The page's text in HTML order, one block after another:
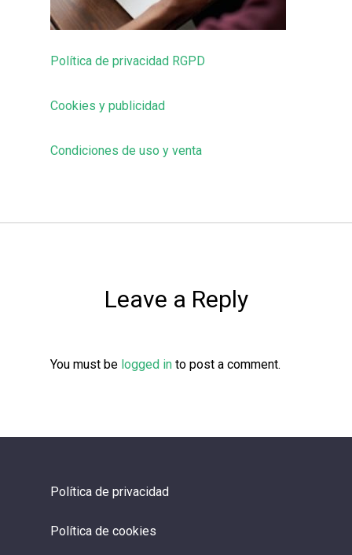
Política de privacidad RGPD
Cookies y publicidad
Condiciones de uso y venta
Leave a Reply
You must be logged in to post a comment.
Política de privacidad
Política de cookies